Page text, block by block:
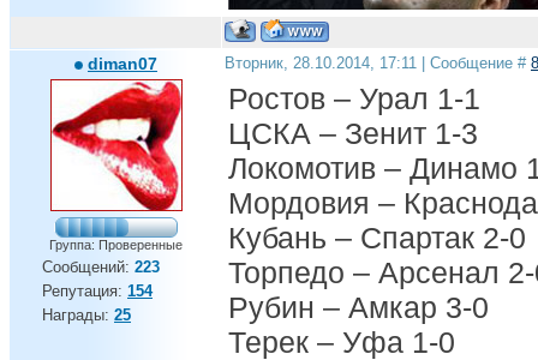
diman07
Группа: Проверенные
Сообщений: 223
Репутация: 154
Награды: 25
Вторник, 28.10.2014, 17:11 | Сообщение # 8
Ростов – Урал 1-1
ЦСКА – Зенит 1-3
Локомотив – Динамо
Мордовия –
Кубань – Спартак 2-0
Торпедо – Арсенал
Рубин – Амкар 3-0
Терек – Уфа 1-0